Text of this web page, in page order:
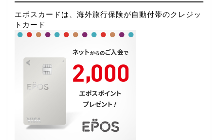
エポスカードは、海外旅行保険が自動付帯のクレジッ
トカード